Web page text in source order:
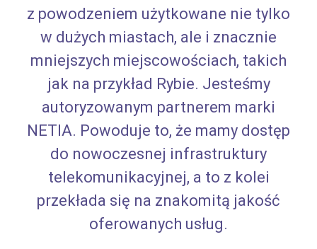
z powodzeniem użytkowane nie tylko
w dużych miastach, ale i znacznie
mniejszych miejscowościach, takich
jak na przykład Rybie. Jesteśmy
autoryzowanym partnerem marki
NETIA. Powoduje to, że mamy dostęp
do nowoczesnej infrastruktury
telekomunikacyjnej, a to z kolei
przekłada się na znakomitą jakość
oferowanych usług.